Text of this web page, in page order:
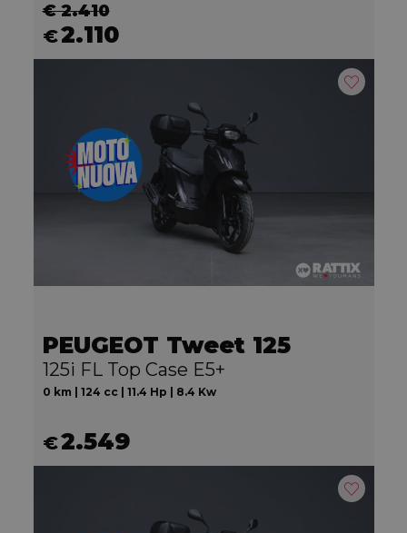
€ 2.410
€2.110
PEUGEOT Tweet 125
125i FL Top Case E5+
0 km | 124 cc | 11.4 Hp | 8.4 Kw
€2.549